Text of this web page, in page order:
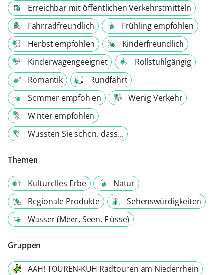
Erreichbar mit öffentlichen Verkehrstmitteln
Fahrradfreundlich
Frühling empfohlen
Herbst empfohlen
Kinderfreundlich
Kinderwagengeeignet
Rollstuhlgängig
Romantik
Rundfahrt
Sommer empfohlen
Wenig Verkehr
Winter empfohlen
Wussten Sie schon, dass...
Themen
Kulturelles Erbe
Natur
Regionale Produkte
Sehenswürdigkeiten
Wasser (Meer, Seen, Flüsse)
Gruppen
AAH! TOUREN-KUH Radtouren am Niederrhein